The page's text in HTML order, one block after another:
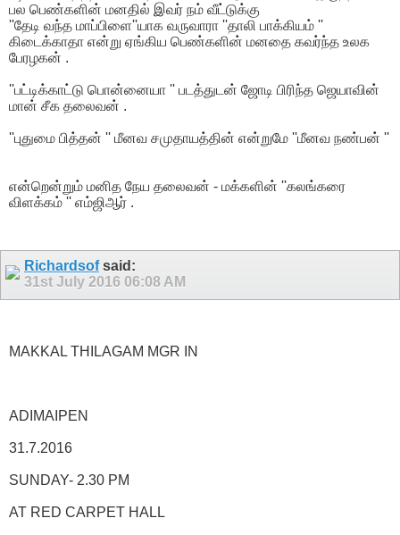
பல பெண்களின் மனதில் இவர் நம் வீட்டுக்கு
''தேடி வந்த மாப்பிளை''யாக வருவாரா ''தாலி பாக்கியம் ''
கிடைக்காதா என்று ஏங்கிய பெண்களின் மனதை கவர்ந்த உலக
பேரழகன் .
''பட்டிக்காட்டு பொன்னையா '' படத்துடன் ஜோடி பிரிந்த ஜெயாவின்
மான் சீக தலைவன் .
''புதுமை பித்தன் '' மீனவ சமுதாயத்தின் என்றுமே ''மீனவ நண்பன் ''
என்றென்றும் மனித நேய தலைவன் - மக்களின் ''கலங்கரை
விளக்கம் '' எம்ஜிஆர் .
Richardsofsaid:
31st July 2016 06:08 AM
MAKKAL THILAGAM MGR IN
ADIMAIPEN
31.7.2016
SUNDAY- 2.30 PM
AT RED CARPET HALL